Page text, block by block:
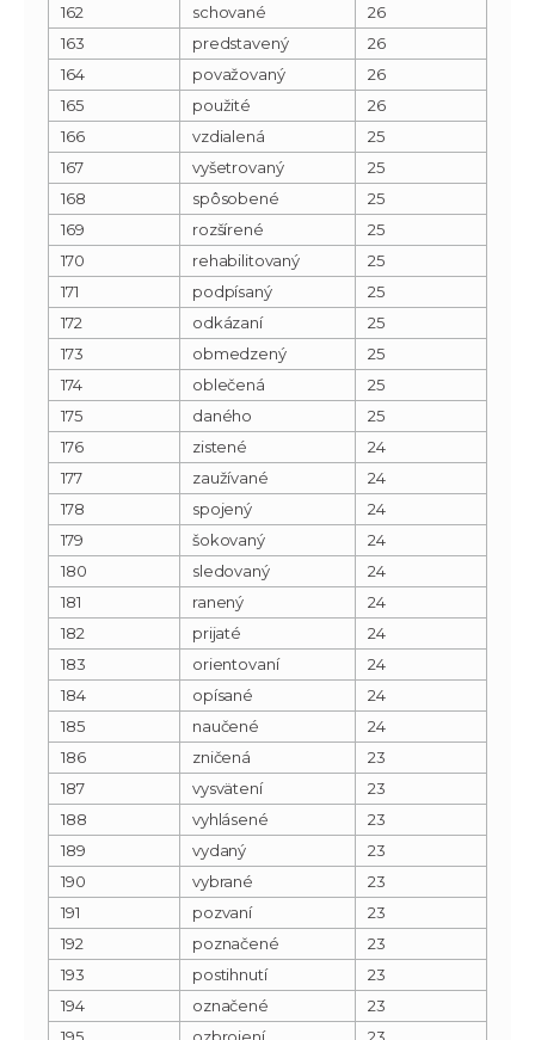
162
schované
26
163
predstavený
26
164
považovaný
26
165
použité
26
166
vzdialená
25
167
vyšetrovaný
25
168
spôsobené
25
169
rozšírené
25
170
rehabilitovaný
25
171
podpísaný
25
172
odkázaní
25
173
obmedzený
25
174
oblečená
25
175
daného
25
176
zistené
24
177
zaužívané
24
178
spojený
24
179
šokovaný
24
180
sledovaný
24
181
ranený
24
182
prijaté
24
183
orientovaní
24
184
opísané
24
185
naučené
24
186
zničená
23
187
vysvätení
23
188
vyhlásené
23
189
vydaný
23
190
vybrané
23
191
pozvaní
23
192
poznačené
23
193
postihnutí
23
194
označené
23
195
ozbrojení 23